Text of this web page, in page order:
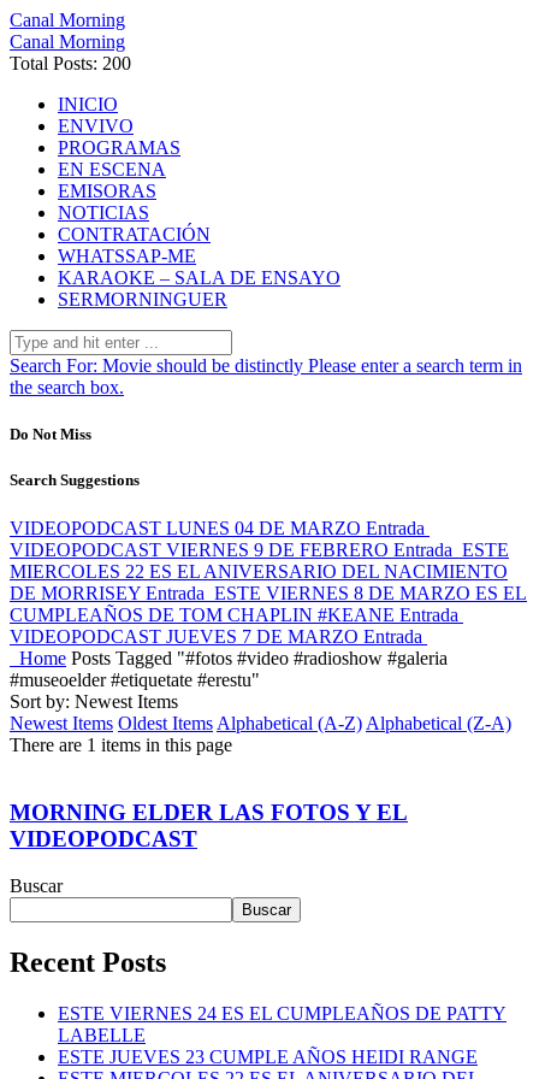
Canal Morning
Canal Morning
Total Posts: 200
INICIO
ENVIVO
PROGRAMAS
EN ESCENA
EMISORAS
NOTICIAS
CONTRATACIÓN
WHATSSAP-ME
KARAOKE – SALA DE ENSAYO
SERMORNINGUER
Search For: Movie should be distinctly Please enter a search term in
the search box.
Do Not Miss
Search Suggestions
VIDEOPODCAST LUNES 04 DE MARZO Entrada
VIDEOPODCAST VIERNES 9 DE FEBRERO Entrada ESTE
MIERCOLES 22 ES EL ANIVERSARIO DEL NACIMIENTO
DE MORRISEY Entrada ESTE VIERNES 8 DE MARZO ES EL
CUMPLEAÑOS DE TOM CHAPLIN #KEANE Entrada
VIDEOPODCAST JUEVES 7 DE MARZO Entrada
Home Posts Tagged "#fotos #video #radioshow #galeria
#museoelder #etiquetate #erestu"
Sort by: Newest Items
Newest Items Oldest Items Alphabetical (A-Z) Alphabetical (Z-A)
There are 1 items in this page
MORNING ELDER LAS FOTOS Y EL
VIDEOPODCAST
Buscar
Buscar
Recent Posts
ESTE VIERNES 24 ES EL CUMPLEAÑOS DE PATTY
LABELLE
ESTE JUEVES 23 CUMPLE AÑOS HEIDI RANGE